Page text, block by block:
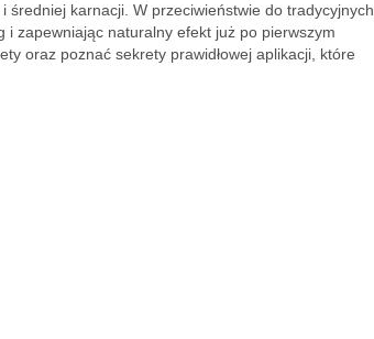
karnacji. W przeciwieństwie do tradycyjnych
i zapewniając naturalny efekt już po pierwszym
oraz poznać sekrety prawidłowej aplikacji, które